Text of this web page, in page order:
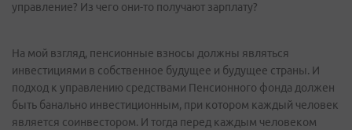
управление? Из чего они-то получают зарплату?
На мой взгляд, пенсионные взносы должны являться
инвестициями в собственное будущее и будущее страны. И
подход к управлению средствами Пенсионного фонда должен
быть банально инвестиционным, при котором каждый человек
является соинвестором. И тогда перед каждым человеком